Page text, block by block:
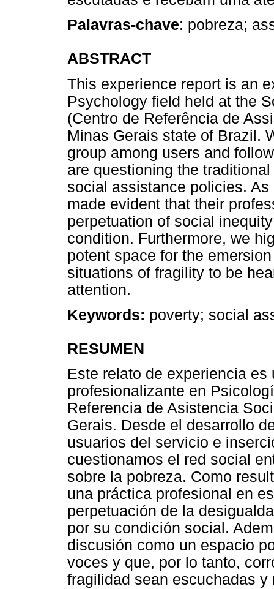
Palavras-chave: pobreza;
ABSTRACT
This experience report is an
Psychology field held at the
(Centro de Referência de
Minas Gerais state of Brazil.
group among users and
are questioning the
social assistance policies.
made evident that their
perpetuation of social
condition. Furthermore, we
potent space for the
situations of fragility to be
attention.
Keywords: poverty; social
RESUMEN
Este relato de experiencia
profesionalizante en
Referencia de Asistencia
Gerais. Desde el desarrollo
usuarios del servicio e
cuestionamos el red social
sobre la pobreza. Como
una práctica profesional en
perpetuación de la
por su condición social.
discusión como un espacio
voces y que, por lo tanto,
fragilidad sean escuchadas